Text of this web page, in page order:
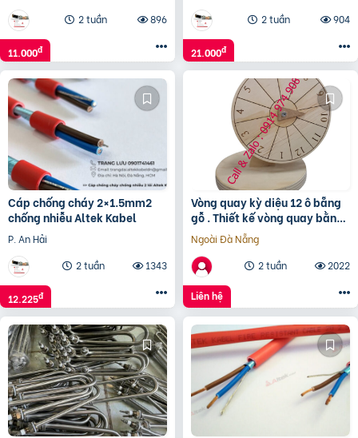
2 tuần
896
11.000đ
2 tuần
904
21.000đ
Cáp chống cháy 2×1.5mm2
chống nhiễu Altek Kabel
P. An Hải
2 tuần
1343
12.225đ
Vòng quay kỳ diệu 12 ô bẵng
gỗ . Thiết kế vòng quay bằng
gỗ thông/ gỗ beech uy tín giá
rẻ
Ngoài Đà Nẵng
2 tuần
2022
Liên hệ